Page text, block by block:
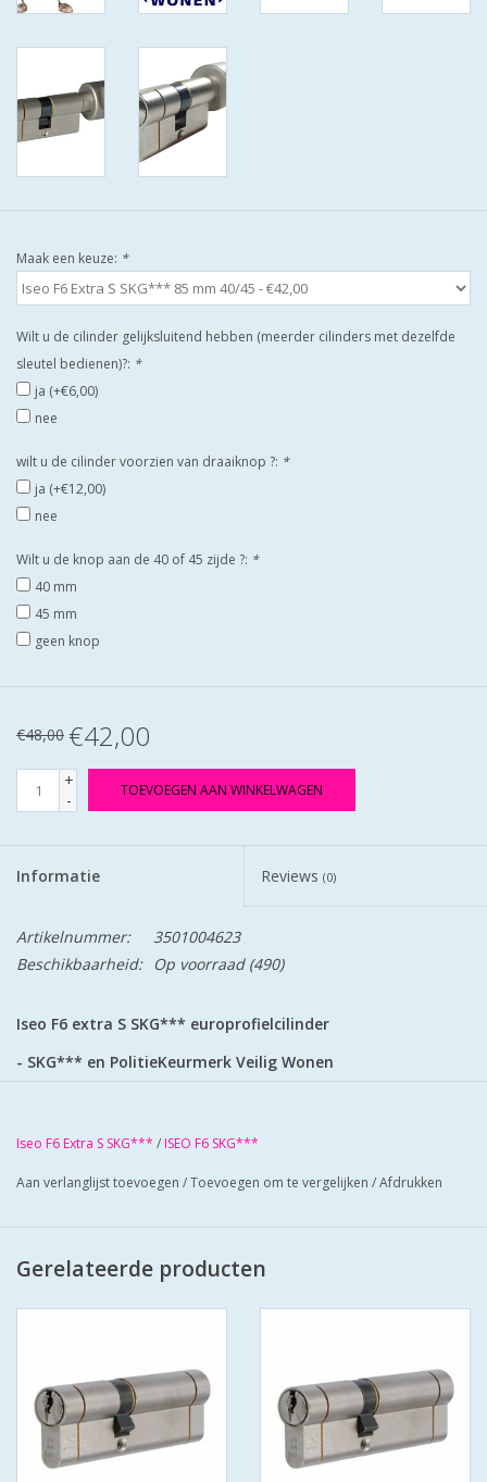
IEDERE GEWENSTE MAAT MET
GEWONE SLEUTELS MET
CERTIFICAAT SKG***
BOLD ELECTRONISCHE
AFSTAND.
AANBIEDINGEN
DEURSCHILDEN VOOR
waakborden
Maak een keuze: *
Wilt u de cilinder gelijksluitend hebben (meerder cilinders met dezelfde
sleutel bedienen)?: *
ja (+€6,00)
nee
wilt u de cilinder voorzien van draaiknop ?: *
ja (+€12,00)
nee
Wilt u de knop aan de 40 of 45 zijde ?: *
40 mm
45 mm
geen knop
€48,00 €42,00
+
-
TOEVOEGEN AAN WINKELWAGEN
Informatie Reviews (0)
Artikelnummer:
3501004623
Beschikbaarheid:
Op voorraad(490)
Iseo F6 extra S SKG*** europrofielcilinder
- SKG*** en PolitieKeurmerk Veilig Wonen
- voorzien van beveiliging tegen boren en kerntrekken
- anti-slagbeveiliging
- 30.000 verschillende sluitingen
- genummerde sleutels
Iseo F6 Extra S SKG*** / ISEO F6 SKG***
Aan verlanglijst toevoegen /Toevoegen om te vergelijken /Afdrukken
Gerelateerde producten